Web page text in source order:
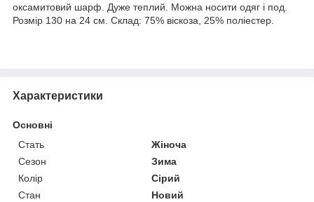
оксамитовий шарф. Дуже теплий. Можна носити одяг і под.
Розмір 130 на 24 см. Склад: 75% віскоза, 25% поліестер.
Характеристики
Основні
Стать
Жіноча
Сезон
Зима
Колір
Сірий
Стан
Новий